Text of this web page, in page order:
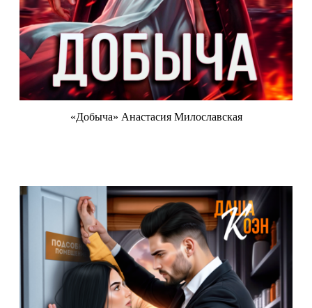
«Добыча» Анастасия Милославская